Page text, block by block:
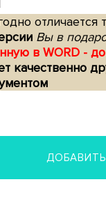
отличается
Вы в
в WORD -
качественно